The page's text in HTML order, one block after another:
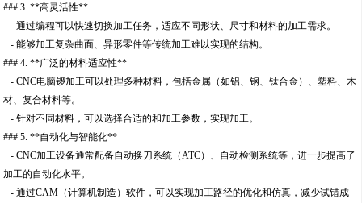
### 3. **高灵活性**
- 通过编程可以快速切换加工任务，适应不同形状、尺寸和材料的加工需求。
- 能够加工复杂曲面、异形零件等传统加工难以实现的结构。
### 4. **广泛的材料适应性**
- CNC电脑锣加工可以处理多种材料，包括金属（如铝、钢、钛合金）、塑料、木
材、复合材料等。
- 针对不同材料，可以选择合适的和加工参数，实现加工。
### 5. **自动化与智能化**
- CNC加工设备通常配备自动换刀系统（ATC）、自动检测系统等，进一步提高了
加工的自动化水平。
- 通过CAM（计算机制造）软件，可以实现加工路径的优化和仿真，减少试错成